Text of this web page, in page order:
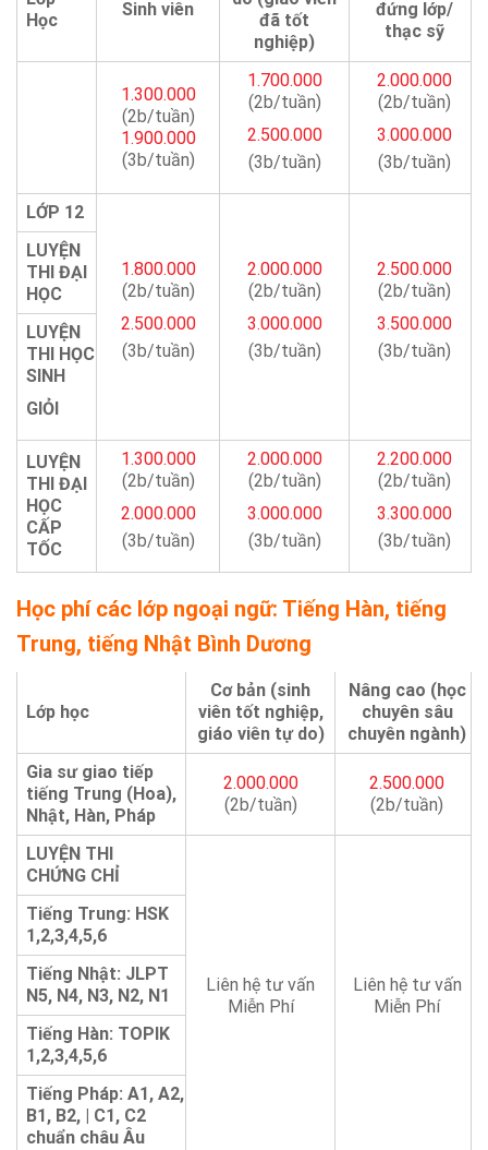
Học
Sinh viên
đã tốt
nghiệp)
đứng lớp/
thạc sỹ
1.300.000
(2b/tuần)
1.900.000
(3b/tuần)
1.700.000
(2b/tuần)
2.500.000
(3b/tuần)
2.000.000
(2b/tuần)
3.000.000
(3b/tuần)
LỚP 12
1.800.000
(2b/tuần)
2.500.000
(3b/tuần)
2.000.000
(2b/tuần)
3.000.000
(3b/tuần)
2.500.000
(2b/tuần)
3.500.000
(3b/tuần)
LUYỆN
THI ĐẠI
HỌC
LUYỆN
THI HỌC
SINH
GIỎI
LUYỆN
THI ĐẠI
HỌC
CẤP
TỐC
1.300.000
(2b/tuần)
2.000.000
(3b/tuần)
2.000.000
(2b/tuần)
3.000.000
(3b/tuần)
2.200.000
(2b/tuần)
3.300.000
(3b/tuần)
Học phí các lớp ngoại ngữ: Tiếng Hàn, tiếng
Trung, tiếng Nhật Bình Dương
Lớp học
Cơ bản (sinh
viên tốt nghiệp,
giáo viên tự do)
Nâng cao (học
chuyên sâu
chuyên ngành)
Gia sư giao tiếp
tiếng Trung (Hoa),
Nhật, Hàn, Pháp
2.000.000
(2b/tuần)
2.500.000
(2b/tuần)
LUYỆN THI
CHỨNG CHỈ
Liên hệ tư vấn
Miễn Phí
Liên hệ tư vấn
Miễn Phí
Tiếng Trung: HSK
1,2,3,4,5,6
Tiếng Nhật: JLPT
N5, N4, N3, N2, N1
Tiếng Hàn: TOPIK
1,2,3,4,5,6
Tiếng Pháp: A1, A2,
B1, B2, | C1, C2
chuẩn châu Âu